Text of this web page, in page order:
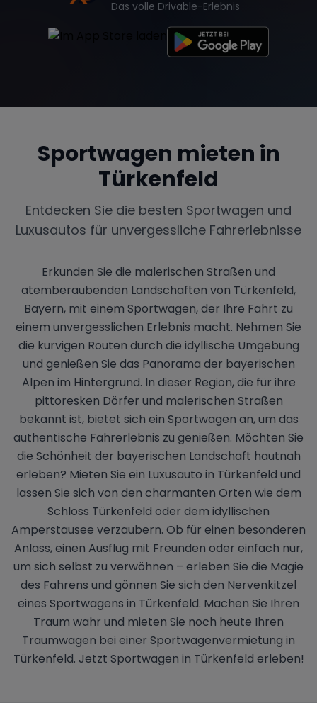
Das volle Drivable-Erlebnis
Sportwagen mieten in
Türkenfeld
Entdecken Sie die besten Sportwagen und
Luxusautos für unvergessliche Fahrerlebnisse
Erkunden Sie die malerischen Straßen und
atemberaubenden Landschaften von Türkenfeld,
Bayern, mit einem Sportwagen, der Ihre Fahrt zu
einem unvergesslichen Erlebnis macht. Nehmen Sie
die kurvigen Routen durch die idyllische Umgebung
und genießen Sie das Panorama der bayerischen
Alpen im Hintergrund. In dieser Region, die für ihre
pittoresken Dörfer und malerischen Straßen
bekannt ist, bietet sich ein Sportwagen an, um das
authentische Fahrerlebnis zu genießen. Möchten Sie
die Schönheit der bayerischen Landschaft hautnah
erleben? Mieten Sie ein Luxusauto in Türkenfeld und
lassen Sie sich von den charmanten Orten wie dem
Schloss Türkenfeld oder dem idyllischen
Amperstausee verzaubern. Ob für einen besonderen
Anlass, einen Ausflug mit Freunden oder einfach nur,
um sich selbst zu verwöhnen – erleben Sie die Magie
des Fahrens und gönnen Sie sich den Nervenkitzel
eines Sportwagens in Türkenfeld. Machen Sie Ihren
Traum wahr und mieten Sie noch heute Ihren
Traumwagen bei einer Sportwagenvermietung in
Türkenfeld. Jetzt Sportwagen in Türkenfeld erleben!